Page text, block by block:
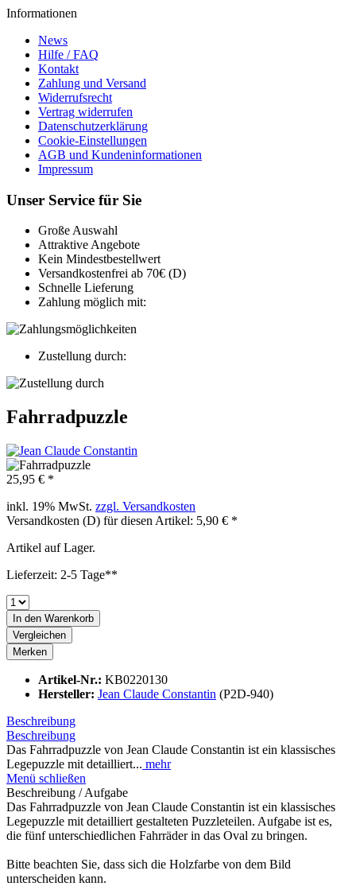
Informationen
News
Hilfe / FAQ
Kontakt
Zahlung und Versand
Widerrufsrecht
Vertrag widerrufen
Datenschutzerklärung
Cookie-Einstellungen
AGB und Kundeninformationen
Impressum
Unser Service für Sie
Große Auswahl
Attraktive Angebote
Kein Mindestbestellwert
Versandkostenfrei ab 70€ (D)
Schnelle Lieferung
Zahlung möglich mit:
Zustellung durch:
Fahrradpuzzle
25,95 € *
inkl. 19% MwSt. zzgl. Versandkosten
Versandkosten (D) für diesen Artikel: 5,90 € *
Artikel auf Lager.
Lieferzeit: 2-5 Tage**
In den Warenkorb
Vergleichen
Merken
Artikel-Nr.: KB0220130
Hersteller: Jean Claude Constantin (P2D-940)
Beschreibung
Beschreibung
Das Fahrradpuzzle von Jean Claude Constantin ist ein klassisches
Legepuzzle mit detailliert... mehr
Menü schließen
Beschreibung / Aufgabe
Das Fahrradpuzzle von Jean Claude Constantin ist ein klassisches
Legepuzzle mit detailliert gestalteten Puzzleteilen. Aufgabe ist es,
die fünf unterschiedlichen Fahrräder in das Oval zu bringen.
Bitte beachten Sie, dass sich die Holzfarbe von dem Bild
unterscheiden kann.